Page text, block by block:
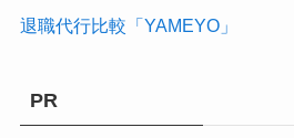
退職代行比較「YAMEYO」
PR